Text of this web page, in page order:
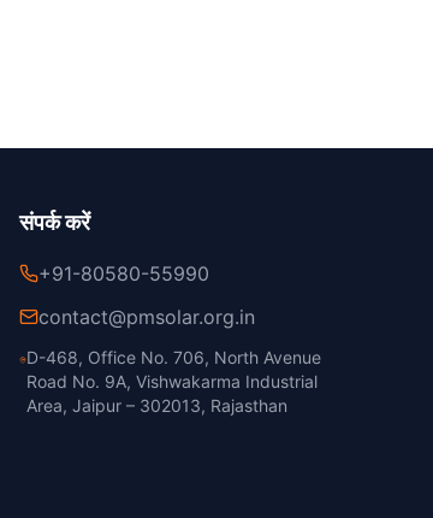
संपर्क करें
+91-80580-55990
contact@pmsolar.org.in
D-468, Office No. 706, North Avenue
Road No. 9A, Vishwakarma Industrial
Area, Jaipur – 302013, Rajasthan